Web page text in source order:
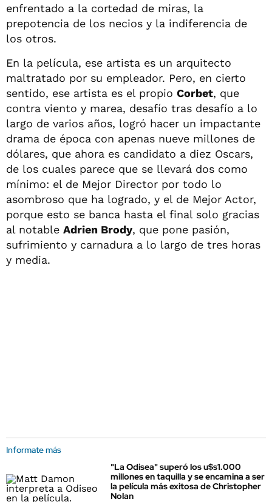
enfrentado a la cortedad de miras, la
prepotencia de los necios y la indiferencia de
los otros.
En la película, ese artista es un arquitecto
maltratado por su empleador. Pero, en cierto
sentido, ese artista es el propio Corbet, que
contra viento y marea, desafío tras desafío a lo
largo de varios años, logró hacer un impactante
drama de época con apenas nueve millones de
dólares, que ahora es candidato a diez Oscars,
de los cuales parece que se llevará dos como
mínimo: el de Mejor Director por todo lo
asombroso que ha logrado, y el de Mejor Actor,
porque esto se banca hasta el final solo gracias
al notable Adrien Brody, que pone pasión,
sufrimiento y carnadura a lo largo de tres horas
y media.
Informate más
"La Odisea" superó los u$s1.000
millones en taquilla y se encamina a ser
la película más exitosa de Christopher
Nolan